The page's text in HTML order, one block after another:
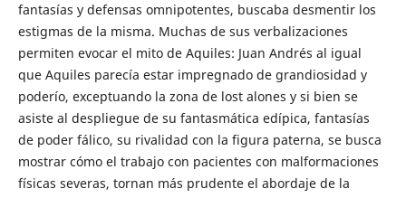
fantasías y defensas omnipotentes, buscaba desmentir los
estigmas de la misma. Muchas de sus verbalizaciones
permiten evocar el mito de Aquiles: Juan Andrés al igual
que Aquiles parecía estar impregnado de grandiosidad y
poderío, exceptuando la zona de lost alones y si bien se
asiste al despliegue de su fantasmática edípica, fantasías
de poder fálico, su rivalidad con la figura paterna, se busca
mostrar cómo el trabajo con pacientes con malformaciones
físicas severas, tornan más prudente el abordaje de la